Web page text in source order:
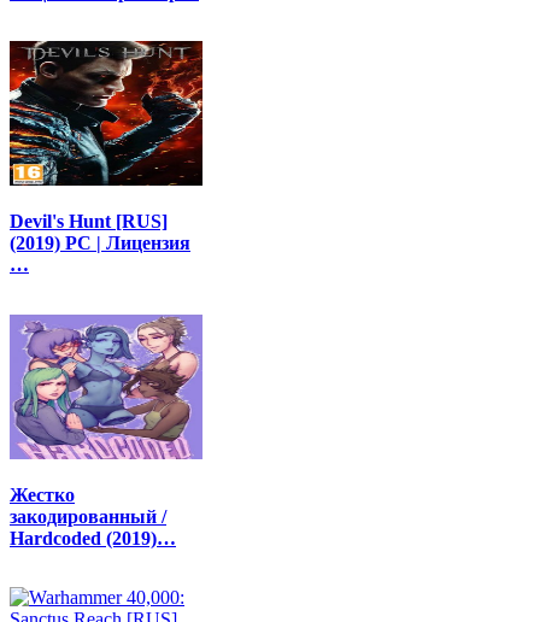
Devil's Hunt [RUS]
(2019) PC | Лицензия
…
Жестко
закодированный /
Hardcoded (2019)…